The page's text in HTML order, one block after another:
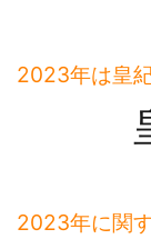
2023年は皇
2023年に関